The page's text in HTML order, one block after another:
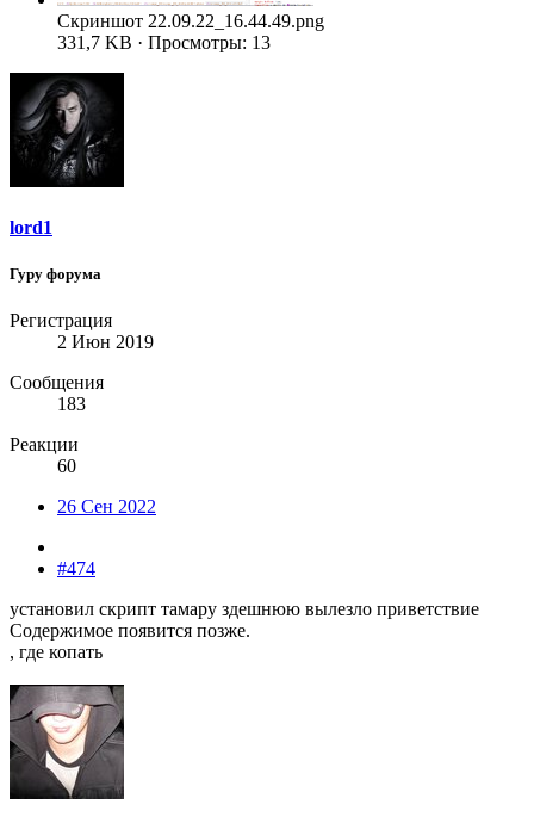
Скриншот 22.09.22_16.44.49.png
331,7 KB · Просмотры: 13
lord1
Гуру форума
Регистрация
2 Июн 2019
Сообщения
183
Реакции
60
26 Сен 2022
#474
установил скрипт тамару здешнюю вылезло приветствие
Содержимое появится позже.
, где копать